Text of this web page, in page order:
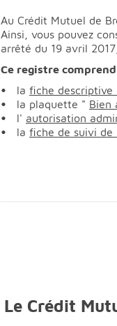
Au Crédit Mutuel de
Ainsi, vous pouvez
arrêté du 19 avril
Ce registre
la fiche descriptive
la plaquette " Bien
l' autorisation
la fiche de suivi de
Le Crédit